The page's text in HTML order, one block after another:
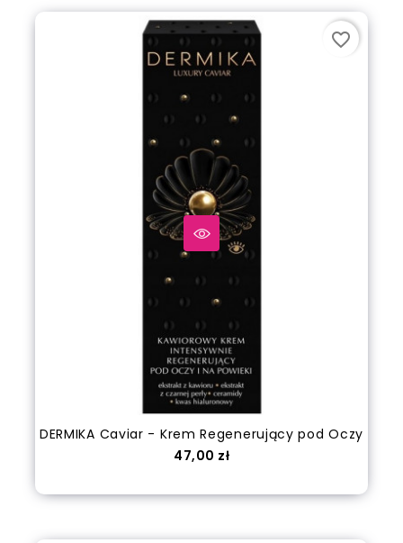
DERMIKA Caviar - Krem Regenerujący pod Oczy
Cena
47,00 zł
favorite_border